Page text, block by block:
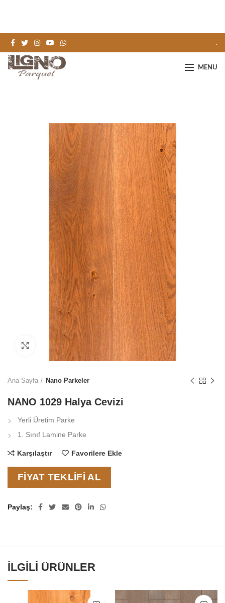
MENU
Click to enlarge
Ana Sayfa Nano Parkeler
NANO 1029 Halya Cevizi
Yerli Üretim Parke
1. Sınıf Lamine Parke
Karşılaştır Favorilere Ekle
FIYAT TEKLIFI AL
Paylaş
İLGILI ÜRÜNLER